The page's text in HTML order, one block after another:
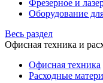
Фрезерное и
Оборудование
Весь раздел
Офисная техника и
Офисная техника
Расходные